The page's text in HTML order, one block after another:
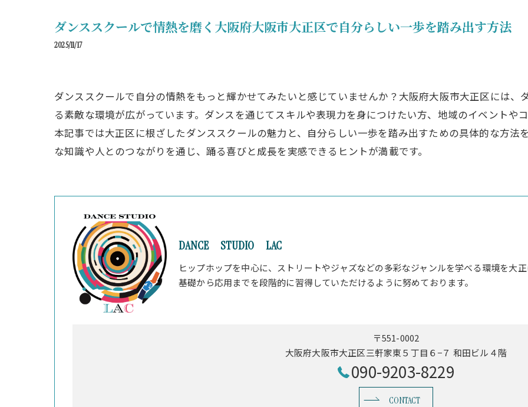
ダンススクールで情熱を磨く大阪府大阪市大正区で自分らしい一歩を踏み出す方法
2025/11/17
ダンススクールで自分の情熱をもっと輝かせてみたいと感じていませんか？大阪府大阪市大正区には、
る素敵な環境が広がっています。ダンスを通じてスキルや表現力を身につけたい方、地域のイベントや
本記事では大正区に根ざしたダンススクールの魅力と、自分らしい一歩を踏み出すための具体的な方法
な知識や人とのつながりを通じ、踊る喜びと成長を実感できるヒントが満載です。
DANCE STUDIO LAC
ヒップホップを中心に、ストリートやジャズなどの多彩なジャンルを学べる環境を大
基礎から応用までを段階的に習得していただけるように努めております。
〒551-0002
大阪府大阪市大正区三軒家東５丁目６−７ 和田ビル４階
090-9203-8229
CONTACT